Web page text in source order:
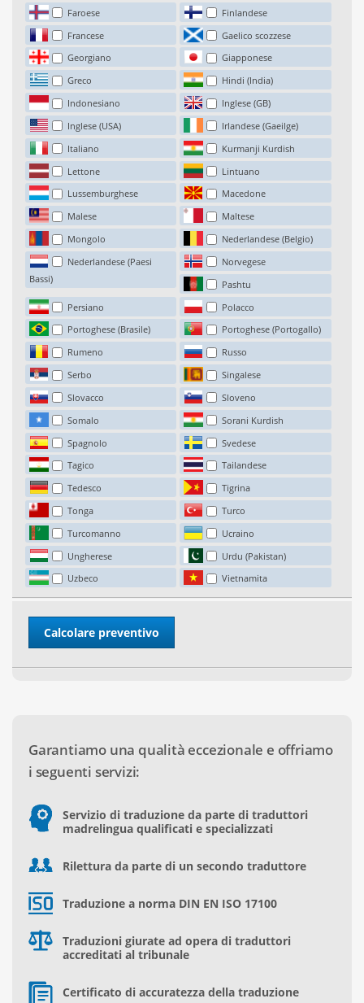
Faroese
Finlandese
Francese
Gaelico scozzese
Georgiano
Giapponese
Greco
Hindi (India)
Indonesiano
Inglese (GB)
Inglese (USA)
Irlandese (Gaeilge)
Italiano
Kurmanji Kurdish
Lettone
Lintuano
Lussemburghese
Macedone
Malese
Maltese
Mongolo
Nederlandese (Belgio)
Nederlandese (Paesi
Bassi)
Norvegese
Pashtu
Persiano
Polacco
Portoghese (Brasile)
Portoghese (Portogallo)
Rumeno
Russo
Serbo
Singalese
Slovacco
Sloveno
Somalo
Sorani Kurdish
Spagnolo
Svedese
Tagico
Tailandese
Tedesco
Tigrina
Tonga
Turco
Turcomanno
Ucraino
Ungherese
Urdu (Pakistan)
Uzbeco
Vietnamita
Garantiamo una qualità eccezionale e offriamo
i seguenti servizi:
Servizio di traduzione da parte di traduttori
madrelingua qualificati e specializzati
Rilettura da parte di un secondo traduttore
Traduzione a norma DIN EN ISO 17100
Traduzioni giurate ad opera di traduttori
accreditati al tribunale
Certificato di accuratezza della traduzione